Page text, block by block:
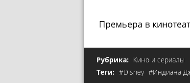
Премьера в
Рубрика: Кино и сериалы
Теги: #Disney #Индиана